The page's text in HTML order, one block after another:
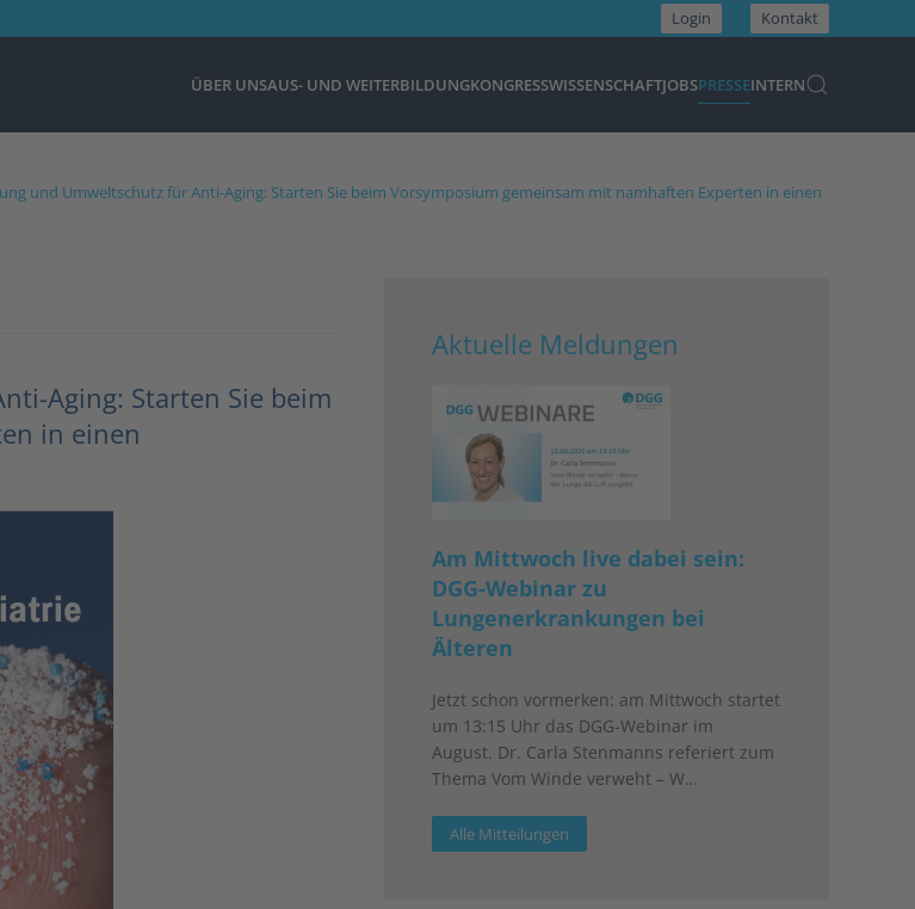
Login Kontakt
ÜBER UNSAUS- UND WEITERBILDUNGKONGRESSWISSENSCHAFTJOBSPRESSEINTERN
und Umweltschutz für Anti-Aging: Starten Sie beim Vorsymposium gemeinsam mit namhaften Experten in einen
Aging: Starten Sie beim
in einen
Aktuelle Meldungen
Am Mittwoch live dabei sein:
DGG-Webinar zu
Lungenerkrankungen bei
Älteren
Jetzt schon vormerken: am Mittwoch startet
um 13:15 Uhr das DGG-Webinar im
August. Dr. Carla Stenmanns referiert zum
Thema Vom Winde verweht – W…
Alle Mitteilungen